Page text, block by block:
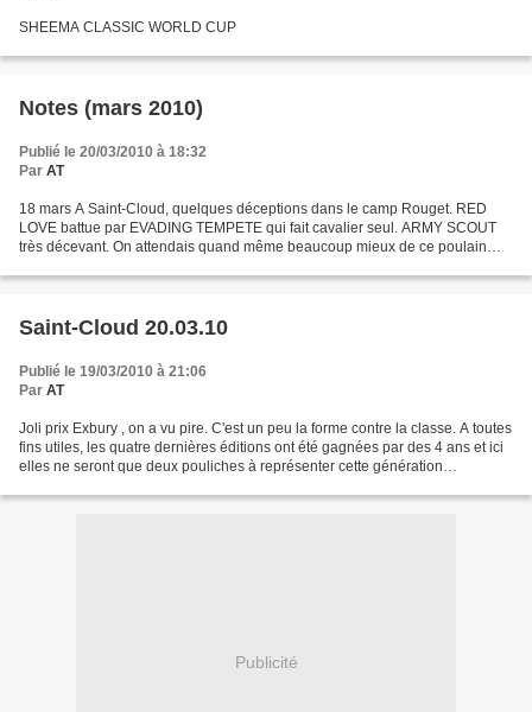
SHEEMA CLASSIC WORLD CUP
Notes (mars 2010)
Publié le 20/03/2010 à 18:32
Par AT
18 mars A Saint-Cloud, quelques déceptions dans le camp Rouget. RED
LOVE battue par EVADING TEMPETE qui fait cavalier seul. ARMY SCOUT
très décevant. On attendais quand même beaucoup mieux de ce poulain
Saint-Cloud 20.03.10
Publié le 19/03/2010 à 21:06
Par AT
Joli prix Exbury , on a vu pire. C'est un peu la forme contre la classe. A toutes
fins utiles, les quatre dernières éditions ont été gagnées par des 4 ans et ici
elles ne seront que deux pouliches à représenter cette génération
Publicité